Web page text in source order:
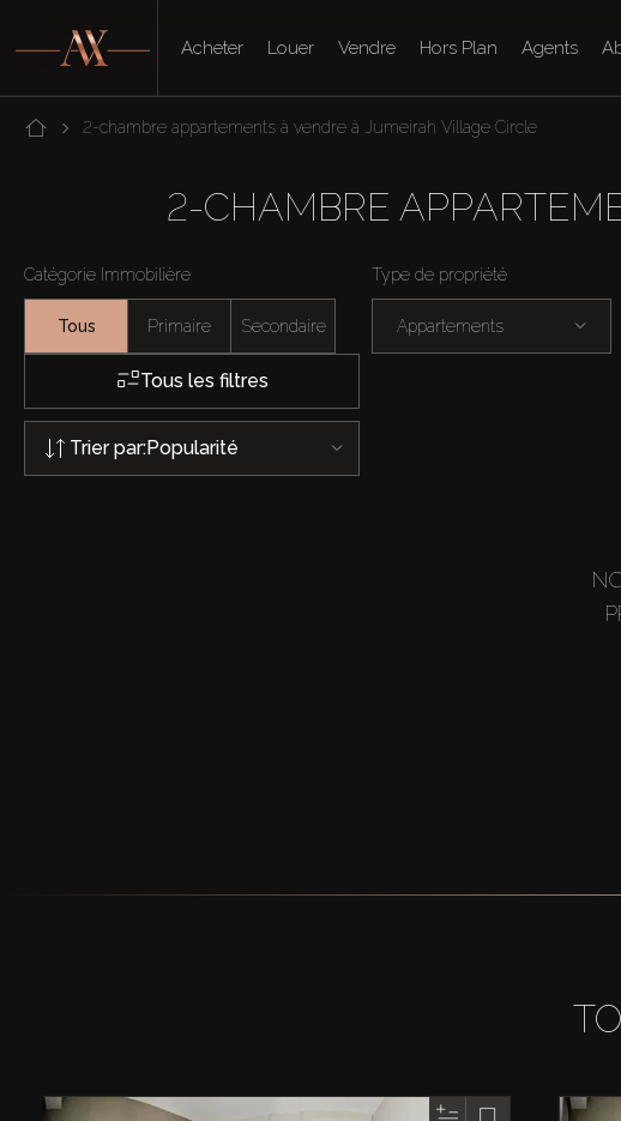
Acheter Louer Vendre Hors Plan Agents
2-chambre appartements à vendre à Jumeirah Village Circle
2-CHAMBRE
Catégorie Immobilière
Tous Primaire Secondaire
Type de propriété
Appartements
Tous les filtres
Trier par:Popularité